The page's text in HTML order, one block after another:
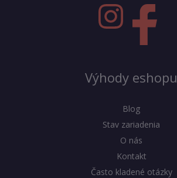
Výhody eshopu
Blog
Stav zariadenia
O nás
Kontakt
Často kladené otázky